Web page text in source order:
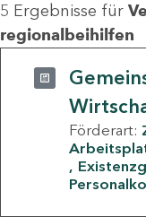
5 Ergebnisse für
regionalbeihilfen
Förderart: